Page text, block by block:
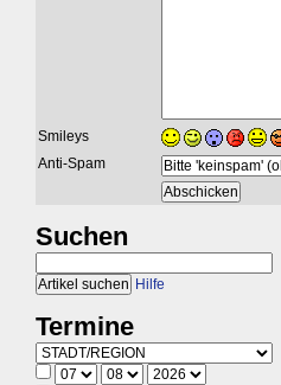
Smileys
Anti-Spam
Suchen
Hilfe
Termine